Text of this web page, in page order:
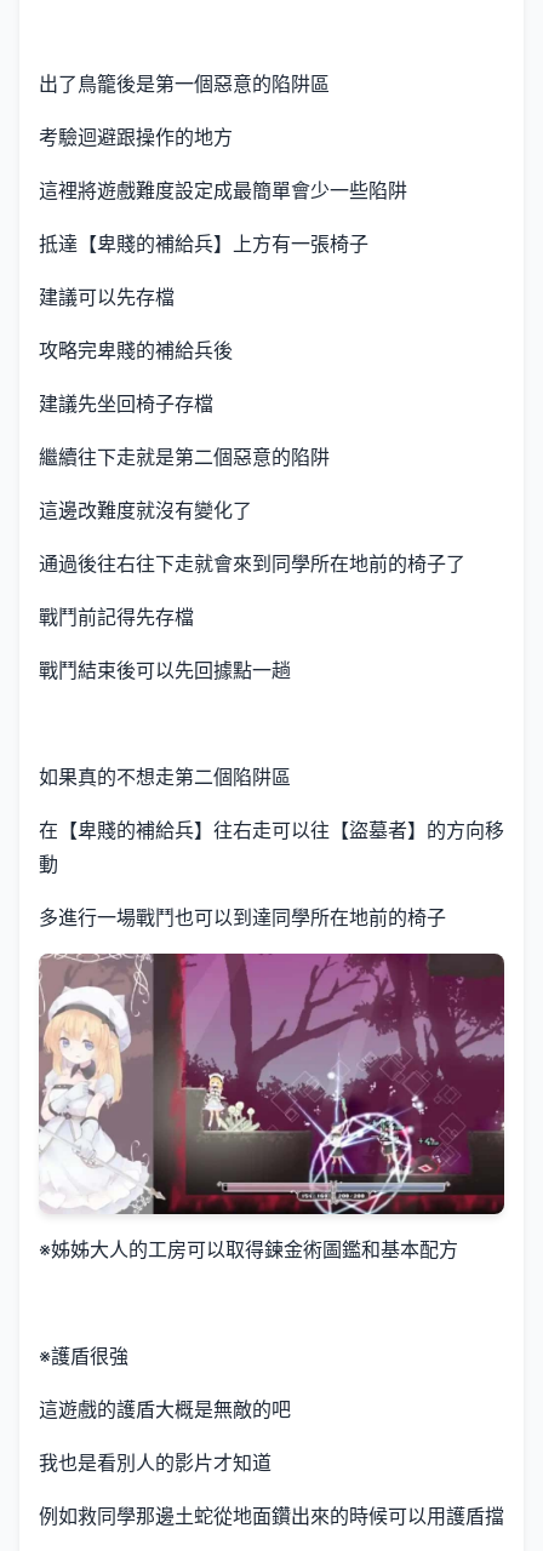
出了鳥籠後是第一個惡意的陷阱區
考驗迴避跟操作的地方
這裡將遊戲難度設定成最簡單會少一些陷阱
抵達【卑賤的補給兵】上方有一張椅子
建議可以先存檔
攻略完卑賤的補給兵後
建議先坐回椅子存檔
繼續往下走就是第二個惡意的陷阱
這邊改難度就沒有變化了
通過後往右往下走就會來到同學所在地前的椅子了
戰鬥前記得先存檔
戰鬥結束後可以先回據點一趟
如果真的不想走第二個陷阱區
在【卑賤的補給兵】往右走可以往【盜墓者】的方向移
動
多進行一場戰鬥也可以到達同學所在地前的椅子
※姊姊大人的工房可以取得鍊金術圖鑑和基本配方
※護盾很強
這遊戲的護盾大概是無敵的吧
我也是看別人的影片才知道
例如救同學那邊土蛇從地面鑽出來的時候可以用護盾擋